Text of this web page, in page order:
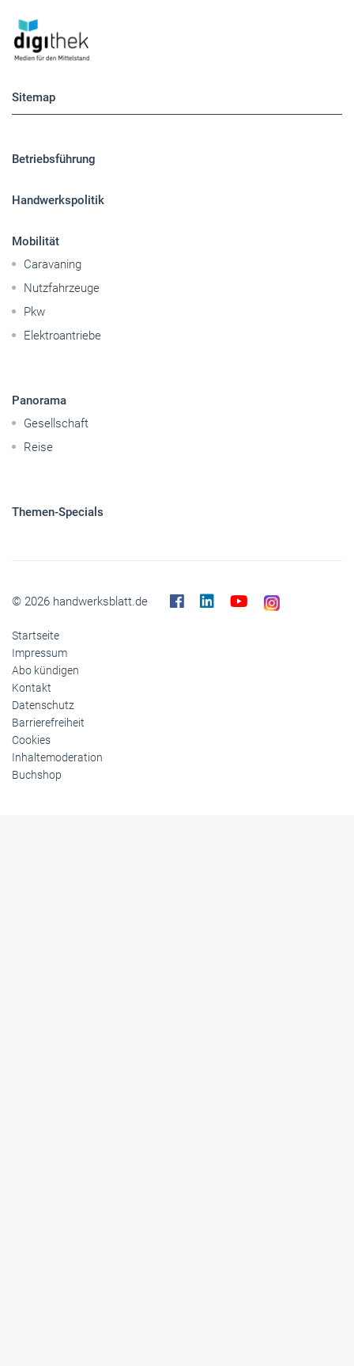
Sitemap
Betriebsführung
Handwerkspolitik
Mobilität
Caravaning
Nutzfahrzeuge
Pkw
Elektroantriebe
Panorama
Gesellschaft
Reise
Themen-Specials
© 2026 handwerksblatt.de
Startseite
Impressum
Abo kündigen
Kontakt
Datenschutz
Barrierefreiheit
Cookies
Inhaltemoderation
Buchshop